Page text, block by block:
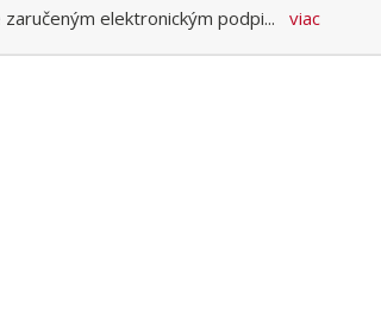
elektronickým podpi... viac